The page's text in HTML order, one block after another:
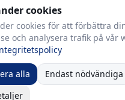
support
AB. Alla rättigheter
| Cookie-inställningar|
cookies
cookies för att förbättra
och analysera trafik på vår
alla
Endast nödvändiga